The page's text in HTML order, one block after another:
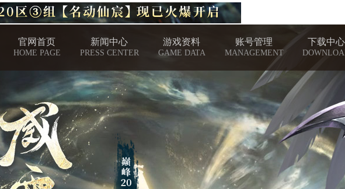
官网首页
HOME PAGE
新闻中心
PRESS CENTER
游戏资料
GAME DATA
账号管理
MANAGEMENT
下载中心